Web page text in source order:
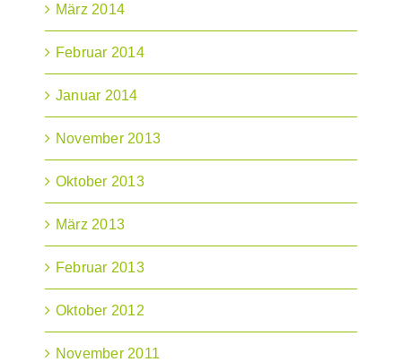
März 2014
Februar 2014
Januar 2014
November 2013
Oktober 2013
März 2013
Februar 2013
Oktober 2012
November 2011